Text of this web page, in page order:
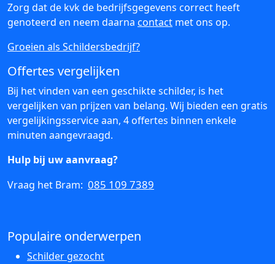
Zorg dat de kvk de bedrijfsgegevens correct heeft
genoteerd en neem daarna contact met ons op.
Groeien als Schildersbedrijf?
Offertes vergelijken
Bij het vinden van een geschikte schilder, is het
vergelijken van prijzen van belang. Wij bieden een gratis
vergelijkingsservice aan, 4 offertes binnen enkele
minuten aangevraagd.
Hulp bij uw aanvraag?
Vraag het Bram: 085 109 7389
Populaire onderwerpen
Schilder gezocht